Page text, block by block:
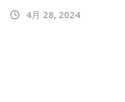
4月 28, 2024